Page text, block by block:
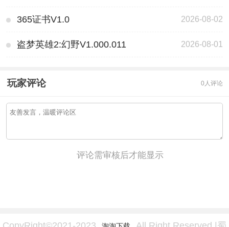
365证书V1.0 2026-08-02
盗梦英雄2:幻野V1.000.011 2026-08-01
玩家评论 0人评论
评论需审核后才能显示